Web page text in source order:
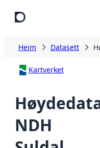
Heim Datasett
Kartverket
NDH